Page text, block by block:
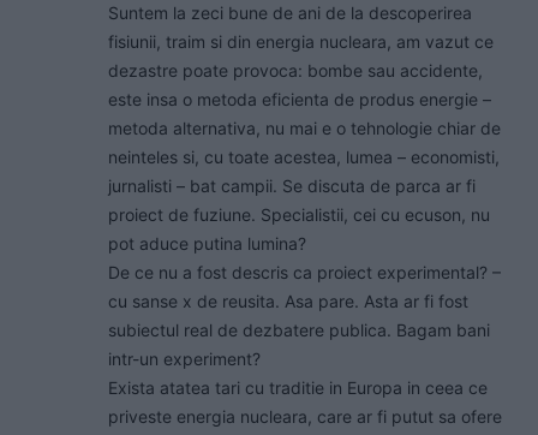
Suntem la zeci bune de ani de la descoperirea
fisiunii, traim si din energia nucleara, am vazut ce
dezastre poate provoca: bombe sau accidente,
este insa o metoda eficienta de produs energie –
metoda alternativa, nu mai e o tehnologie chiar de
neinteles si, cu toate acestea, lumea – economisti,
jurnalisti – bat campii. Se discuta de parca ar fi
proiect de fuziune. Specialistii, cei cu ecuson, nu
pot aduce putina lumina?
De ce nu a fost descris ca proiect experimental? –
cu sanse x de reusita. Asa pare. Asta ar fi fost
subiectul real de dezbatere publica. Bagam bani
intr-un experiment?
Exista atatea tari cu traditie in Europa in ceea ce
priveste energia nucleara, care ar fi putut sa ofere